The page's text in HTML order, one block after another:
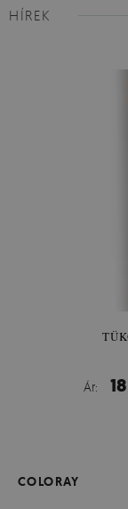
HÍREK
Ár:
COLORAY